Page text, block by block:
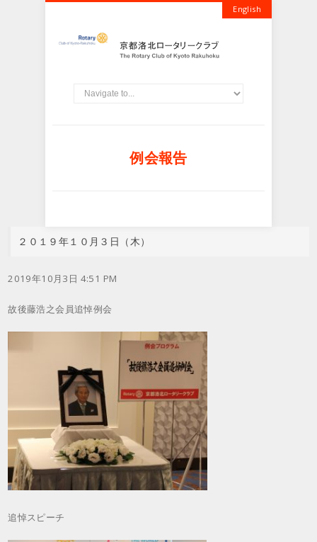
English
例会報告
２０１９年１０月３日（木）
2019年10月3日 4:51 PM
故後藤浩之会員追悼例会
追悼スピーチ